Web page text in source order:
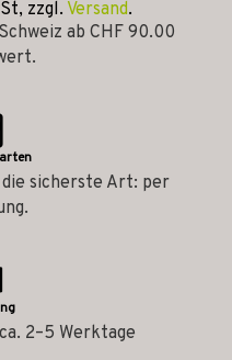
zzgl. Versand.
ab CHF 90.00
sicherste Art: per
2–5 Werktage